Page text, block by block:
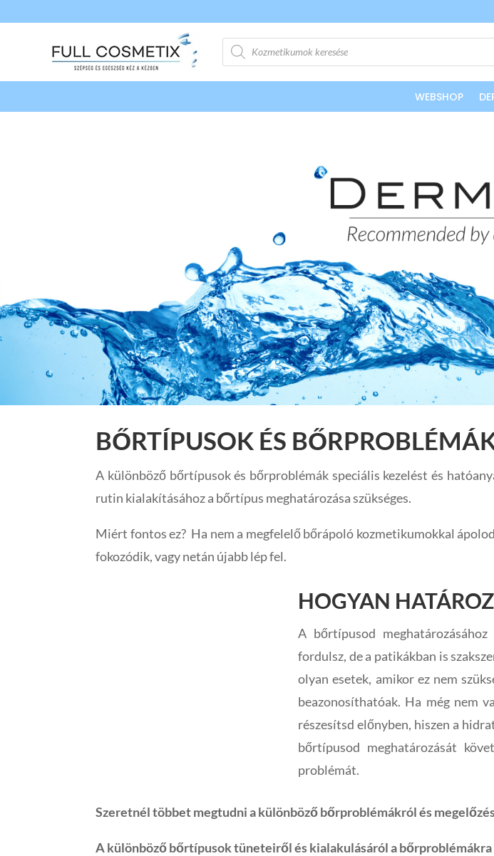
Products
search
WEBSHOP
BŐRTÍPUSOK ÉS
A különböző bőrtípusok és bőrproblémák speciális kezelést és
rutin kialakításához a bőrtípus meghatározása szükséges.
Miért fontos ez? Ha nem a megfelelő bőrápoló kozmetikumokkal
fokozódik, vagy netán újabb lép fel.
HOGYAN
A bőrtípusod
fordulsz, de a patikákban is
olyan esetek, amikor ez nem
beazonosíthatóak. Ha még nem
részesítsd előnyben, hiszen a
bőrtípusod meghatározását
problémát.
Szeretnél többet megtudni a különböző bőrproblémákról és
A különböző bőrtípusok tüneteiről és kialakulásáról a